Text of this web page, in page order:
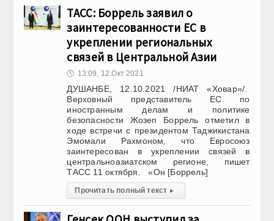
ТАСС: Боррель заявил о
заинтересованности ЕС в
укреплении региональных
связей в Центральной Азии
🕔 13:09, 12.Окт 2021
ДУШАНБЕ, 12.10.2021 /НИАТ «Ховар»/.
Верховный представитель ЕС по
иностранным делам и политике
безопасности Жозеп Боррель отметил в
ходе встречи с президентом Таджикистана
Эмомали Рахмоном, что Евросоюз
заинтересован в укреплении связей в
центральноазиатском регионе, пишет
ТАСС 11 октября. «Он [Боррель]
Прочитать полный текст ▸